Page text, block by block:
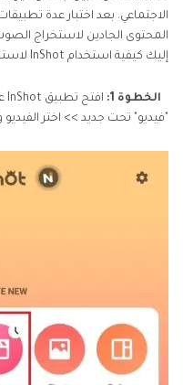
إليك كيفية استخدام InShot لاستخراج الصوت:
الخطوة 1:
"فيديو" تحت جديد >> اختر